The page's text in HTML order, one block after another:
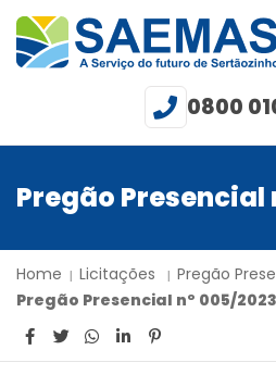
0800
Pregão Presencial
Home Licitações Pregão
Pregão Presencial nº 005/2023